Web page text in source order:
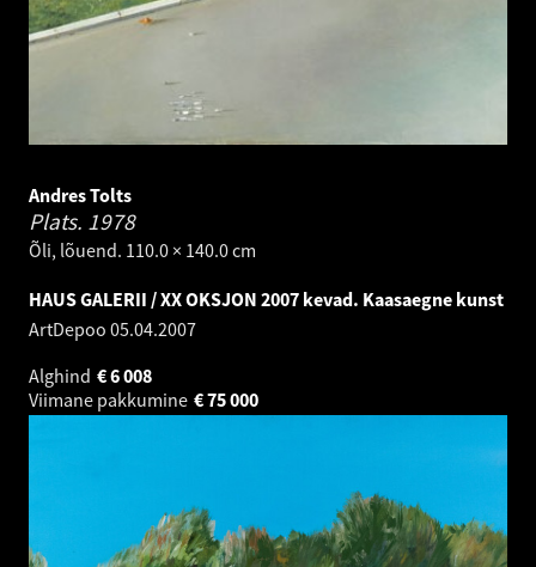
Andres Tolts
Plats. 1978
Õli, lõuend. 110.0 × 140.0 cm
HAUS GALERII / XX OKSJON 2007 kevad. Kaasaegne kunst
ArtDepoo 05.04.2007
Alghind
6 008
€
Viimane pakkumine
75 000
€